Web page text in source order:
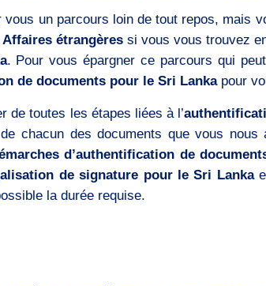
un parcours loin de tout repos, mais
étrangères si vous vous trouvez
. Pour vous épargner ce parcours qui
de documents pour le Sri Lankapour
de toutes les étapes liées à l’
chacun des documents que vous nous
d’authentification de
de signature pour le Sri Lanka
la durée requise.